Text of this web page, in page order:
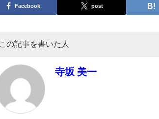
Facebook post
この記事を書いた人
寺坂 美一